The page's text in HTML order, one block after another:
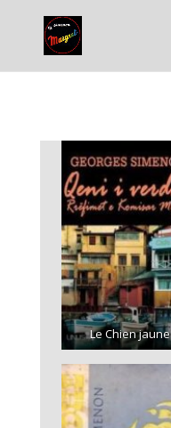
Le Chien jaune